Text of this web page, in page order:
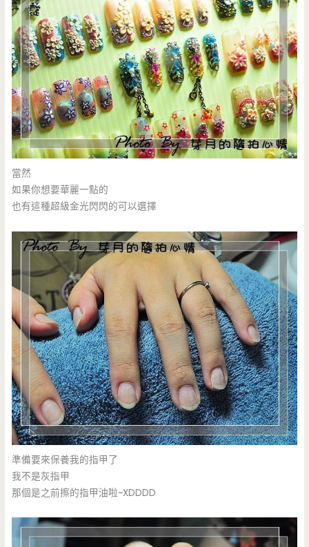
當然
如果你想要華麗一點的
也有這種超級金光閃閃的可以選擇
準備要來保養我的指甲了
我不是灰指甲
那個是之前擦的指甲油啦~XDDDD